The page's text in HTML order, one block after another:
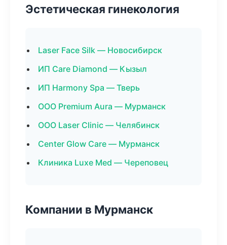
Эстетическая гинекология
Laser Face Silk — Новосибирск
ИП Care Diamond — Кызыл
ИП Harmony Spa — Тверь
ООО Premium Aura — Мурманск
ООО Laser Clinic — Челябинск
Center Glow Care — Мурманск
Клиника Luxe Med — Череповец
Компании в Мурманск